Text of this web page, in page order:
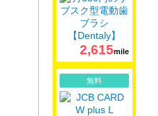
2,615mile
無料